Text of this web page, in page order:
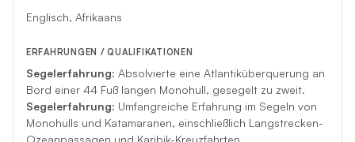
Englisch, Afrikaans
ERFAHRUNGEN / QUALIFIKATIONEN
Segelerfahrung: Absolvierte eine Atlantiküberquerung an
Bord einer 44 Fuß langen Monohull, gesegelt zu zweit.
Segelerfahrung: Umfangreiche Erfahrung im Segeln von
Monohulls und Katamaranen, einschließlich Langstrecken-